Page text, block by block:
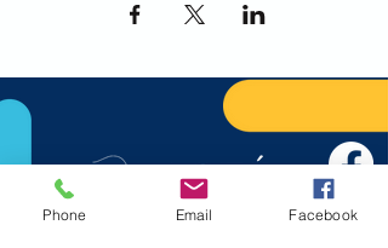
Phone Email Facebook